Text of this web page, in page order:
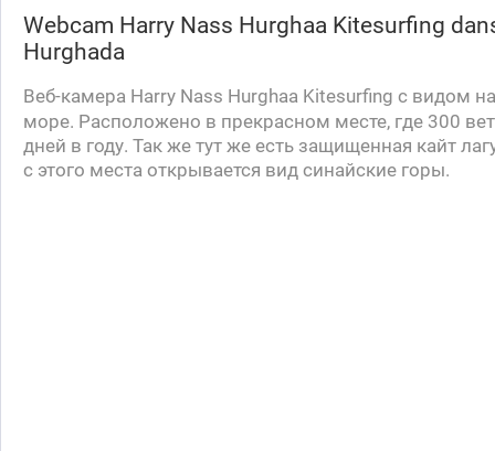
Webcam Harry Nass Hurghaa Kitesurfing
Hurghada
Веб-камера Harry Nass Hurghaa Kitesurfing с видом
море. Расположено в прекрасном месте, где 300
дней в году. Так же тут же есть защищенная кайт
с этого места открывается вид синайские горы.